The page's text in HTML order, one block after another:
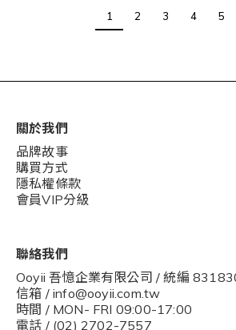
1 2 3 4 5
關於我們
品牌故事
購買方式
隱私權條款
會員VIP分級
聯絡我們
Ooyii 吾憶企業有限公司 / 統編
信箱 / info@ooyii.com.tw
時間 / MON- FRI 09:00-17:00
電話 / (02) 2702-7557